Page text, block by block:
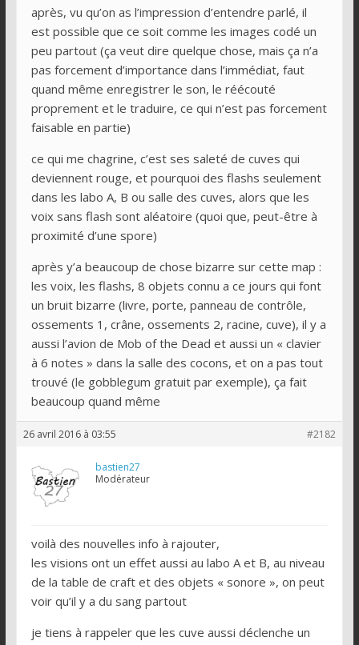
après, vu qu’on as l’impression d’entendre parlé, il
est possible que ce soit comme les images codé un
peu partout (ça veut dire quelque chose, mais ça n’a
pas forcement d’importance dans l’immédiat, faut
quand même enregistrer le son, le réécouté
proprement et le traduire, ce qui n’est pas forcement
faisable en partie)
ce qui me chagrine, c’est ses saleté de cuves qui
deviennent rouge, et pourquoi des flashs seulement
dans les labo A, B ou salle des cuves, alors que les
voix sans flash sont aléatoire (quoi que, peut-être à
proximité d’une spore)
après y’a beaucoup de chose bizarre sur cette map :
les voix, les flashs, 8 objets connu a ce jours qui font
un bruit bizarre (livre, porte, panneau de contrôle,
ossements 1, crâne, ossements 2, racine, cuve), il y a
aussi l’avion de Mob of the Dead et aussi un « clavier
à 6 notes » dans la salle des cocons, et on a pas tout
trouvé (le gobblegum gratuit par exemple), ça fait
beaucoup quand même
26 avril 2016 à 03:55 #2182
bastien27
Modérateur
voilà des nouvelles info à rajouter,
les visions ont un effet aussi au labo A et B, au niveau
de la table de craft et des objets « sonore », on peut
voir qu’il y a du sang partout
je tiens à rappeler que les cuve aussi déclenche un